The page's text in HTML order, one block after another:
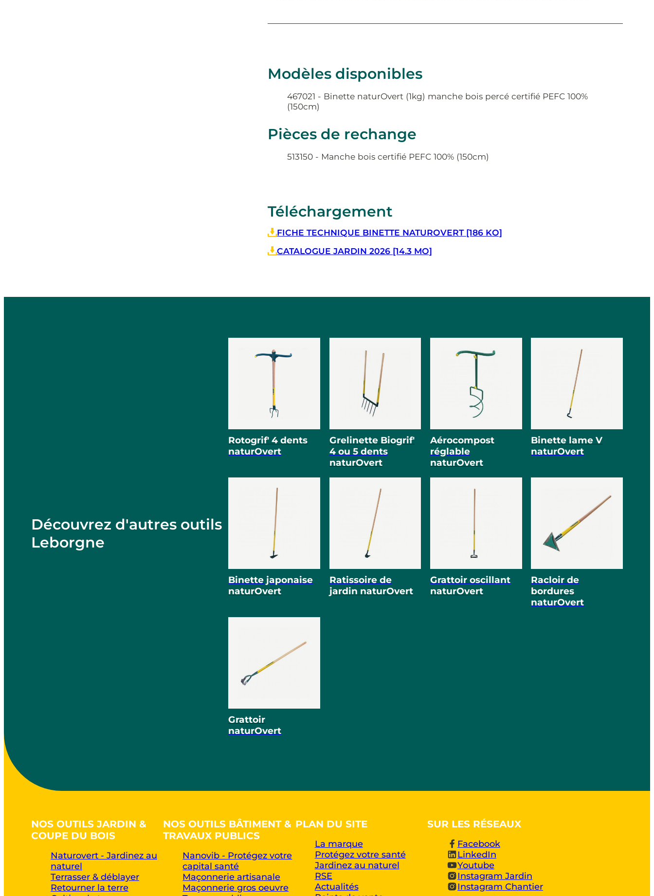
Modèles disponibles
467021 - Binette naturOvert (1kg) manche bois percé certifié PEFC 100%
(150cm)
Pièces de rechange
513150 - Manche bois certifié PEFC 100% (150cm)
Téléchargement
FICHE TECHNIQUE BINETTE NATUROVERT [186 KO]
CATALOGUE JARDIN 2026 [14.3 MO]
Découvrez d'autres outils
Leborgne
Rotogrif' 4 dents
naturOvert
Grelinette Biogrif'
4 ou 5 dents
naturOvert
Aérocompost
réglable
naturOvert
Binette lame V
naturOvert
Binette japonaise
naturOvert
Ratissoire de
jardin naturOvert
Grattoir oscillant
naturOvert
Racloir de
bordures
naturOvert
Grattoir
naturOvert
NOS OUTILS JARDIN &
COUPE DU BOIS
Naturovert - Jardinez au
naturel
Terrasser & déblayer
Retourner la terre
NOS OUTILS BÂTIMENT &
TRAVAUX PUBLICS
Nanovib - Protégez votre
capital santé
Maçonnerie artisanale
Maçonnerie gros oeuvre
PLAN DU SITE
La marque
Protégez votre santé
Jardinez au naturel
RSE
Actualités
SUR LES RÉSEAUX
Facebook
LinkedIn
Youtube
Instagram Jardin
Instagram Chantier